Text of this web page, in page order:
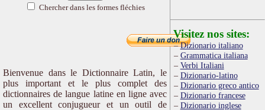
Chercher dans les formes fléchies
Bienvenue dans le Dictionnaire Latin, le
plus important et le plus complet des
dictionnaires de langue latine en ligne avec
un excellent conjugueur et un outil de
Visitez nos sites:
Dizionario italiano
Grammatica italiana
Verbi Italiani
Dizionario-latino
Dizionario greco antico
Dizionario francese
Dizionario inglese